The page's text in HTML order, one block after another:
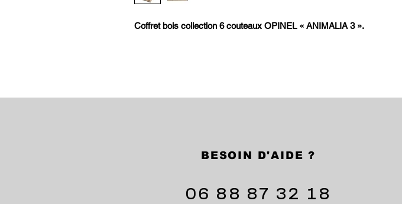
Coffret bois collection 6 couteaux OPINEL « ANIMALIA 3 ».
BESOIN D'AIDE ?
06 88 87 32 18